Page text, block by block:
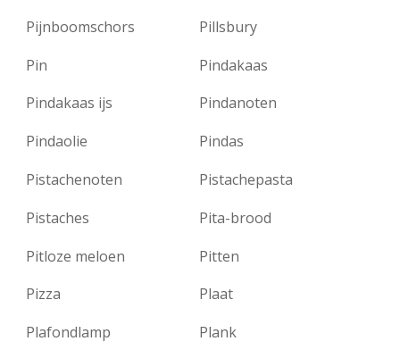
Pijnboomschors
Pillsbury
Pin
Pindakaas
Pindakaas ijs
Pindanoten
Pindaolie
Pindas
Pistachenoten
Pistachepasta
Pistaches
Pita-brood
Pitloze meloen
Pitten
Pizza
Plaat
Plafondlamp
Plank